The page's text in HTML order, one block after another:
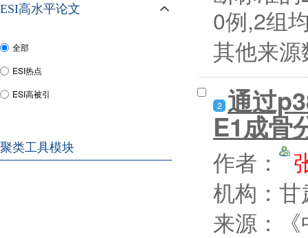
ESI高水平论文
全部
ESI热点
ESI高被引
聚类工具模块
0例,2组
其他来
2 通过
E1成骨
作者：
机构：
来源：